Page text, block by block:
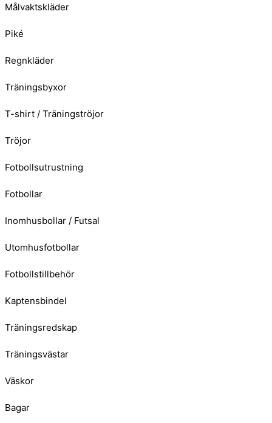
Målvaktskläder
Piké
Regnkläder
Träningsbyxor
T-shirt / Träningströjor
Tröjor
Fotbollsutrustning
Fotbollar
Inomhusbollar / Futsal
Utomhusfotbollar
Fotbollstillbehör
Kaptensbindel
Träningsredskap
Träningsvästar
Väskor
Bagar